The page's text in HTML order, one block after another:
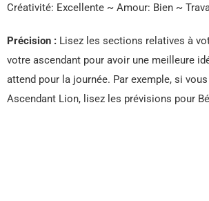
Créativité: Excellente ~ Amour: Bien ~
Précision : Lisez les sections relatives à
votre ascendant pour avoir une meilleure
attend pour la journée. Par exemple, si
Ascendant Lion, lisez les prévisions pour